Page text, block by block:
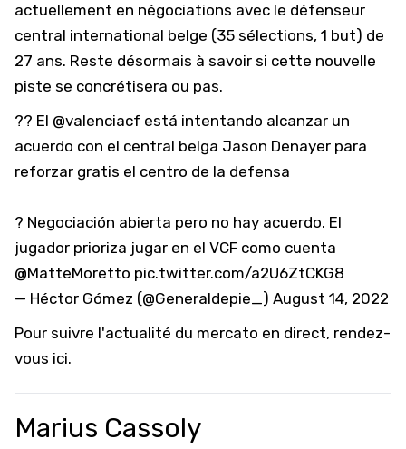
actuellement en négociations avec le défenseur
central international belge (35 sélections, 1 but) de
27 ans. Reste désormais à savoir si cette nouvelle
piste se concrétisera ou pas.
?? El @valenciacf está intentando alcanzar un
acuerdo con el central belga Jason Denayer para
reforzar gratis el centro de la defensa
? Negociación abierta pero no hay acuerdo. El
jugador prioriza jugar en el VCF como cuenta
@MatteMoretto pic.twitter.com/a2U6ZtCKG8
— Héctor Gómez (@Generaldepie_) August 14, 2022
Pour suivre l'actualité du mercato en direct, rendez-
vous ici.
Marius Cassoly